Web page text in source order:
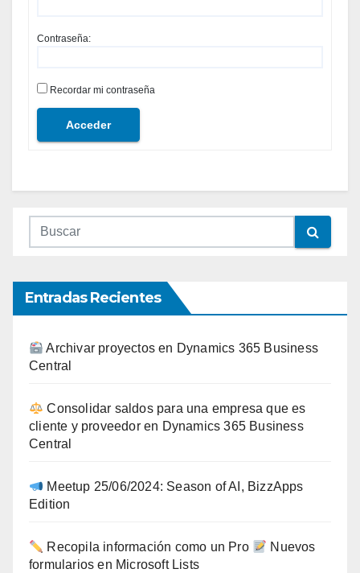
Contraseña:
Recordar mi contraseña
Acceder
Entradas Recientes
Archivar proyectos en Dynamics 365 Business
Central
Consolidar saldos para una empresa que es
cliente y proveedor en Dynamics 365 Business
Central
Meetup 25/06/2024: Season of AI, BizzApps
Edition
Recopila información como un Pro
Nuevos
formularios en Microsoft Lists